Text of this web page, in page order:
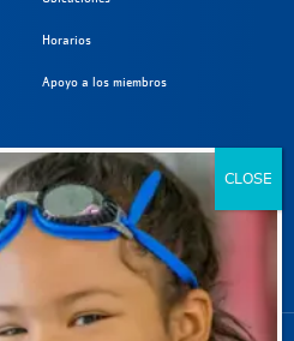
Horarios
Apoyo a los miembros